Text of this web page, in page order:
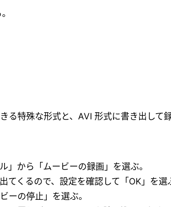
特殊な形式と、AVI 形式に書き出して
」から「ムービーの録画」を選ぶ。
くるので、設定を確認して「OK」を選
ーの停止」を選ぶ。